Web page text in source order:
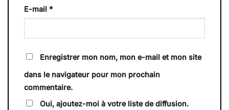
E-mail *
Enregistrer mon nom, mon e-mail et mon site
dans le navigateur pour mon prochain
commentaire.
Oui, ajoutez-moi à votre liste de diffusion.